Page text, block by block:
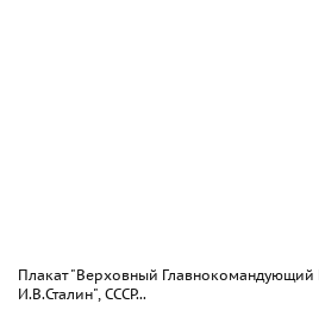
Плакат "Верховный
И.В.Сталин", СССР...